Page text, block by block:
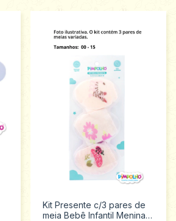
Kit Presente c/3 pares de
meia Bebê Infantil Menina